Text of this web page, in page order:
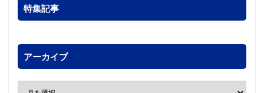
特集記事
アーカイブ